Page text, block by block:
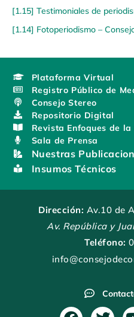
[1.15] Testimoniales de
[1.14] Fotoperiodismo –
Plataforma Virtual
Registro Público de
Consejo Stereo
Repositorio Digital
Revista Enfoques de la
Sala de Prensa
Nuestras
Insumos Técnicos
Dirección: Av.10 de
Av. República y
Teléfono: